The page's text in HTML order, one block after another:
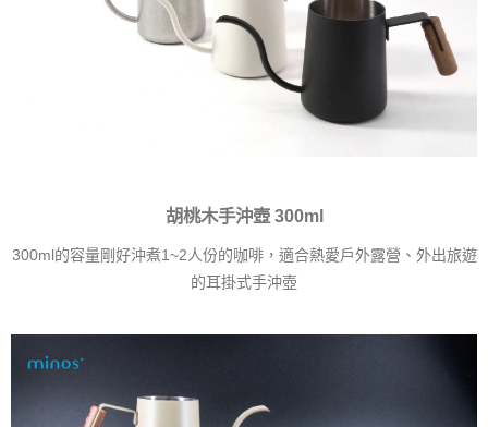
胡桃木手沖壺 300ml
300ml的容量剛好沖煮1~2人份的咖啡，適合熱愛戶外露營、外出旅遊
的耳掛式手沖壺